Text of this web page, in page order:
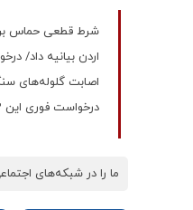
شرط قطعی حماس
اردن بیانیه داد/
اصابت گلوله‌های
درخواست فوری این 2 کشور برای آتش‌بس در غزه/چند روز از تجاوز بی‌نتیجه اسرائیل گذشت؟
ما را در شبکه‌های